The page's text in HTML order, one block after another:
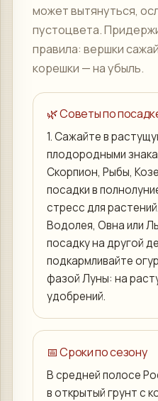
может вытянуться,
пустоцвета.
правила: вершки
корешки — на убыль.
🌿 Советы по
1. Сажайте в
плодородными
Скорпион, Рыбы,
посадки в
стресс для
Водолея, Овна или
посадку на другой
подкармливайте
фазой Луны: на
удобрений.
📅 Сроки по сезону
В средней полосе
в открытый грунт с